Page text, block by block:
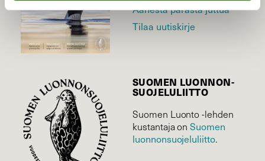
Äänestä parasta juttua
Tilaa uutiskirje
SUOMEN LUONNON­
SUOJELU­LIITTO
Suomen Luonto -lehden
kustantaja onSuomen
luonnonsuojelu­liitto.